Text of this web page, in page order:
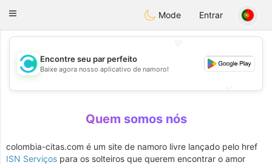
olombiaCitas
Toggle
Mode Entrar
💖
Encontre seu par perfeito
Baixe agora nosso aplicativo de namoro!
Quem somos nós
colombia-citas.com é um site de namoro livre lançado pelo href
ISN Serviços para os solteiros que querem encontrar o amor